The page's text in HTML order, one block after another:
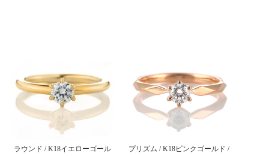
ラウンド / K18イエローゴール
プリズム / K18ピンクゴールド /